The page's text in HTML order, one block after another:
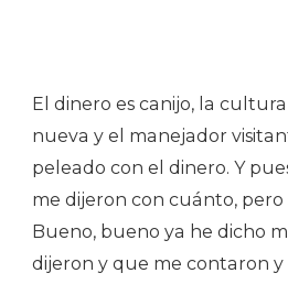
El dinero es canijo, la
nueva y el manejador
peleado con el dinero. Y
me dijeron con cuánto,
Bueno, bueno ya he dicho
dijeron y que me contaron